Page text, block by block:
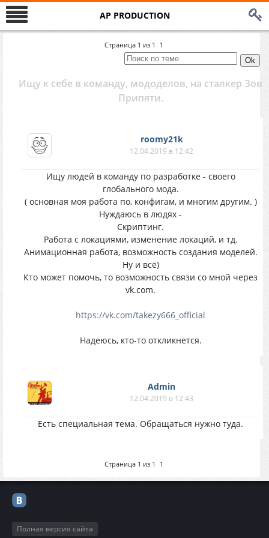
AP PRODUCTION
Страница 1 из 1 1
Ищу к себе в команду, мододелов, на сталкер Зов
Припяти.
roomy21k
12.04.2019 в 12:42
Ищу людей в команду по разработке - своего
глобального мода.
( основная моя работа по, конфигам, и многим другим. )
Нуждаюсь в людях -
Скриптинг.
Работа с локациями, изменение локаций, и тд.
Анимационная работа, возможность создания моделей.
Ну и всё)
Кто может помочь, то возможность связи со мной через
vk.com.
https://vk.com/takezy666_official
Надеюсь, кто-то откликнется.
Аdmin
12.04.2019 в 12:43
Есть специальная тема. Обращаться нужно туда.
Страница 1 из 1 1
Полная версия сайта